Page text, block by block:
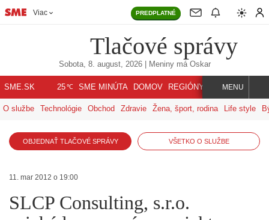
Viac PREDPLATNÉ
Tlačové správy
Sobota, 8. august, 2026| Meniny má Oskar
SME.SK 25℃ SME MINÚTA DOMOV REGIÓNY INDEX SVET
MENU
O službe Technológie Obchod Zdravie Žena, šport, rodina Life style
OBJEDNAŤ TLAČOVÉ SPRÁVY VŠETKO O SLUŽBE
11. mar 2012 o 19:00
SLCP Consulting, s.r.o.